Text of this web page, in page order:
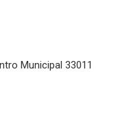
Municipal 33011